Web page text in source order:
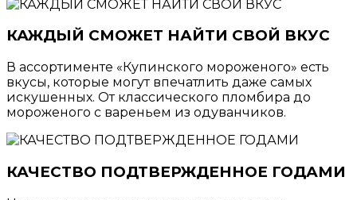
КАЖДЫЙ СМОЖЕТ НАЙТИ СВОЙ ВКУС
В ассортименте «Купинского мороженого» есть
вкусы, которые могут впечатлить даже самых
искушенных. От классического пломбира до
мороженого с вареньем из одуванчиков.
КАЧЕСТВО ПОДТВЕРЖДЕННОЕ ГОДАМИ